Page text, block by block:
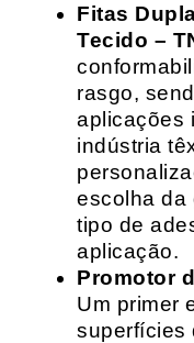
Fitas
Tecido –
rasgo,
aplicações
indústria
escolha da
tipo de
aplicação.
Promotor
Um primer
superfícies